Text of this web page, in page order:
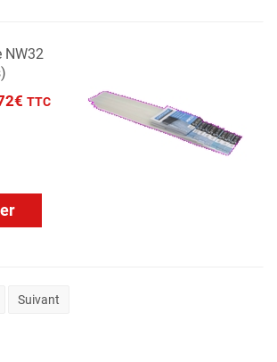
NW32
TTC
Suivant